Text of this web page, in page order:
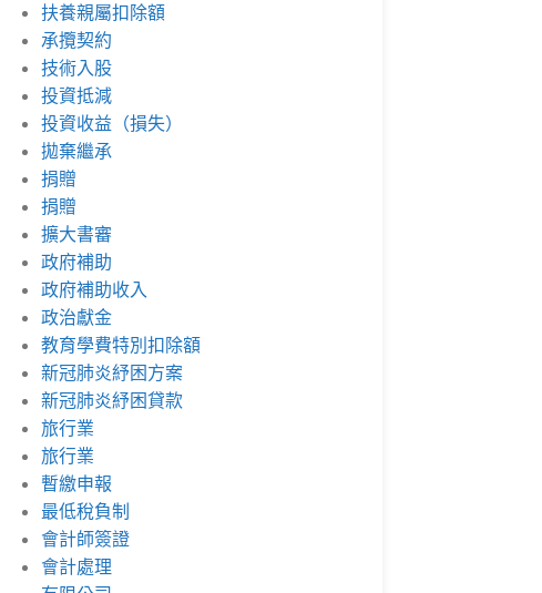
扶養親屬扣除額
承攬契約
技術入股
投資抵減
投資收益（損失）
拋棄繼承
捐贈
捐贈
擴大書審
政府補助
政府補助收入
政治獻金
教育學費特別扣除額
新冠肺炎紓困方案
新冠肺炎紓困貸款
旅行業
旅行業
暫繳申報
最低稅負制
會計師簽證
會計處理